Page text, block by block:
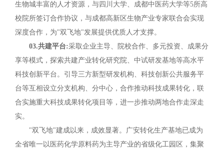
生物城丰富的人才资源，与四川大学、成都中医药大学等5所高
校院所签订合作协议，与成都高新区生物产业专家联合会实现
深度合作，为"双飞地"发展提供优质人才支撑。
03.共建平台:采取企业主导、院校合作、多元投资、成果分
享等模式，探索共建产业转化研究院、中试研发基地等高水平
科技创新平台。引导三方新型研发机构、科技创新公共服务平
台等互相设立分支机构、分中心，合作推动科技成果转化，联
合实施重大科技成果转化项目等，进一步推动两地合作走深走
实。
"双飞地"建成以来，成效显著。广安转化生产基地已成为
全省唯一以医药化学原料药为主导产业的省级化工园区，集聚